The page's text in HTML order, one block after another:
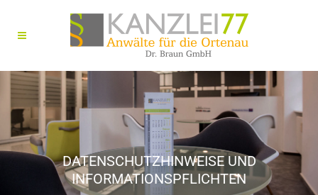
DATENSCHUTZHINWEISE UND
INFORMATIONSPFLICHTEN